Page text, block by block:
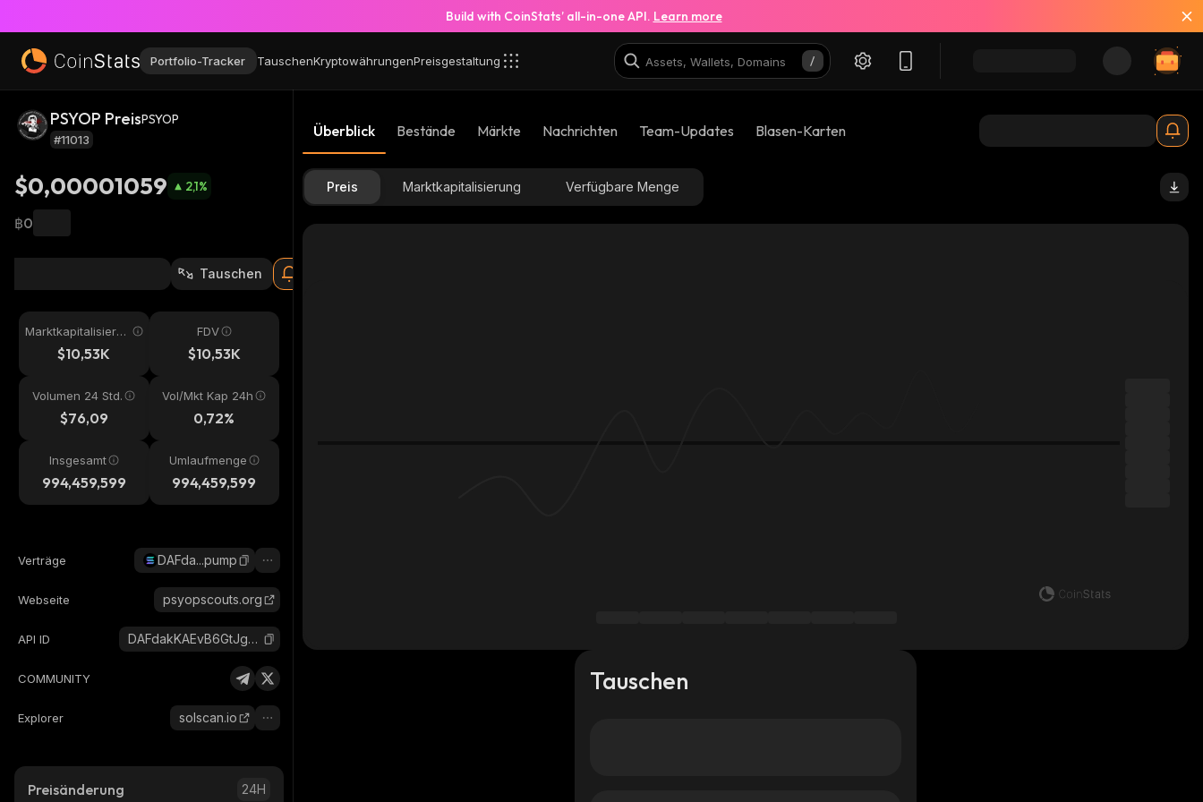
Build with CoinStats’ all-in-one API. Learn more
Portfolio-Tracker TauschenKryptowährungenPreisgestaltung
PSYOP PreisPSYOP
#11013
$0,00001059 2,1%
฿0
Tauschen
Marktkapitalisieru
$10,53K
FDV
$10,53K
Volumen 24 Std.
$76,09
Vol/Mkt Kap 24h
0,72%
Insgesamt
994,459,599
Umlaufmenge
994,459,599
Verträge DAFda...pump
Webseite psyopscouts.org
API ID DAFdakKAEvB6GtJgnDk1LC1QK4gQrtTK3eKUZtAJpump_solana
COMMUNITY
Explorer solscan.io
Preisänderung 24H
Überblick Bestände Märkte Nachrichten Team-Updates Blasen-Karten
Preis Marktkapitalisierung Verfügbare Menge
Tauschen